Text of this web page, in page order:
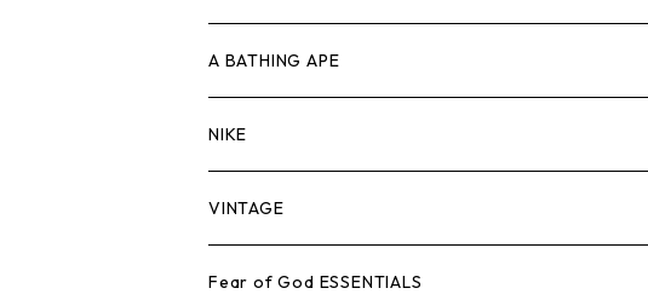
キャップ・ハット
バッグ
シューズ
小物
パンツ
キャップ・ハット
バッグ
シューズ
ジャケット
パンツ
キャップ・ハット
バッグ
シャツ
ジャケット
パンツ
キャップ・ハット
スウェット/ニット
シャツ
ジャケット
パンツ
ロンT
スウェット/ニット
シャツ
ジャケット
Tシャツ
ロンTEE
スウェット/ニット
シャツ
A BATHING APE
Tシャツ
ロンTEE
スウェット/ニット
NIKE
シューズ
AIR JORDAN 1
アパレル・小物
VINTAGE
Tシャツ
Fear of God ESSENTIALS